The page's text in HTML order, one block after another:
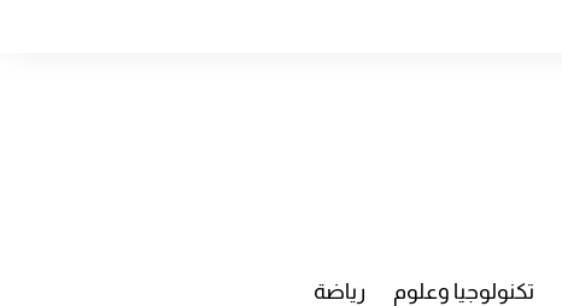
تكنولوجيا وعلوم رياضة